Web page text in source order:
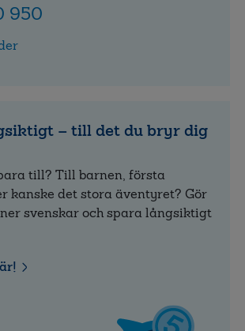
950
– till det du bryr dig
till? Till barnen, första
kanske det stora äventyret? Gör
svenskar och spara långsiktigt